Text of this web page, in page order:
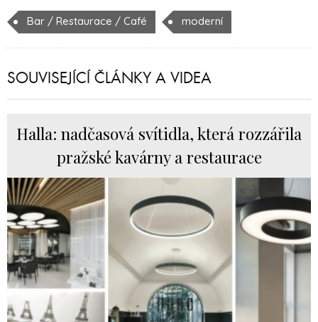
Bar / Restaurace / Café moderní
SOUVISEJÍCÍ ČLÁNKY A VIDEA
Halla: nadčasová svítidla, která rozzářila
pražské kavárny a restaurace